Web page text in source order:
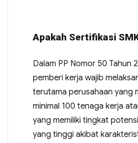
Apakah Sertifikasi
Dalam PP Nomor 50 Tahun
pemberi kerja wajib
terutama perusahaan yang
minimal 100 tenaga kerja
yang memiliki tingkat
yang tinggi akibat